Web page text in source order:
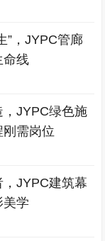
”，JYPC管廊
命线
JYPC绿色施
需岗位
JYPC建筑幕
美学